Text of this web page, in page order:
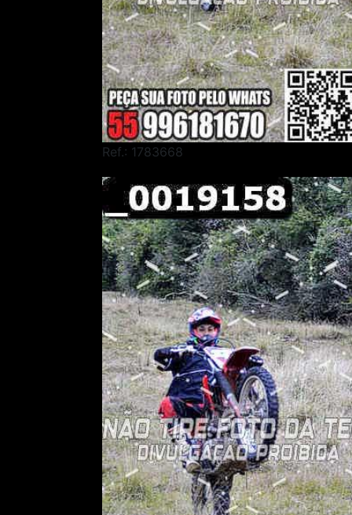
Ref.: 1783668